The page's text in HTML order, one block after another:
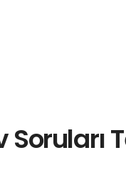
Soruları